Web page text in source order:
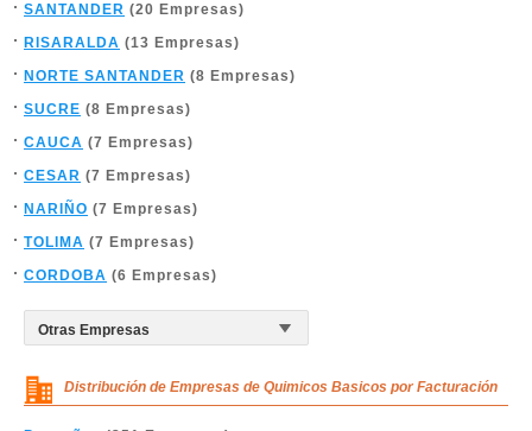
SANTANDER (20 Empresas)
RISARALDA (13 Empresas)
NORTE SANTANDER (8 Empresas)
SUCRE (8 Empresas)
CAUCA (7 Empresas)
CESAR (7 Empresas)
NARIÑO (7 Empresas)
TOLIMA (7 Empresas)
CORDOBA (6 Empresas)
Distribución de Empresas de Quimicos Basicos por Facturación